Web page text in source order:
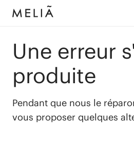
Une erreur
produite
Pendant que nous le
vous proposer quelques